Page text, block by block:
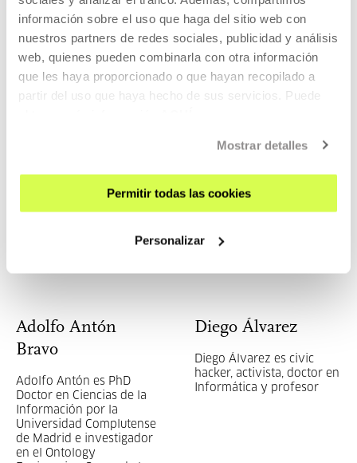
información sobre el uso que haga del sitio web con
nuestros partners de redes sociales, publicidad y análisis
web, quienes pueden combinarla con otra información
que les haya proporcionado o que hayan recopilado a
partir del uso que haya hecho de sus servicios. Puede
Mostrar detalles
Permitir todas las cookies
Personalizar
arte digital
Cooperación y
Voluntariado en el
Adolfo Antón
Bravo
Adolfo Antón es PhD
Doctor en Ciencias de la
Información por la
Universidad Complutense
de Madrid e investigador
en el Ontology
Diego Álvarez
Diego Álvarez es civic
hacker, activista, doctor en
Informática y profesor